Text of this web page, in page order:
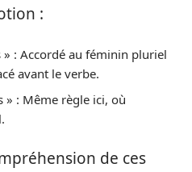
:
» : Accordé au féminin pluriel
avant le verbe.
» : Même règle ici, où
de ces